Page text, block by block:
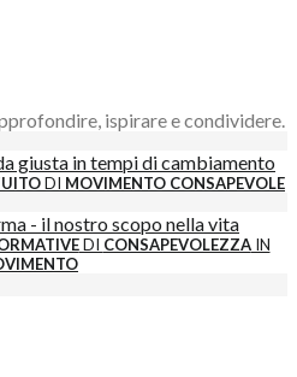
ispirare e condividere.
DI MOVIMENTO CONSAPEVOLE
DI CONSAPEVOLEZZAIN